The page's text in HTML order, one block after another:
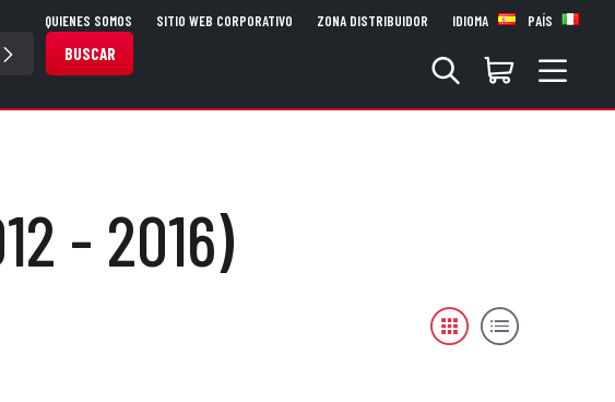
BUSCAR
QUIENES SOMOS SITIO WEB CORPORATIVO ZONA DISTRIBUIDOR IDIOMA PAÍS
- 2016)